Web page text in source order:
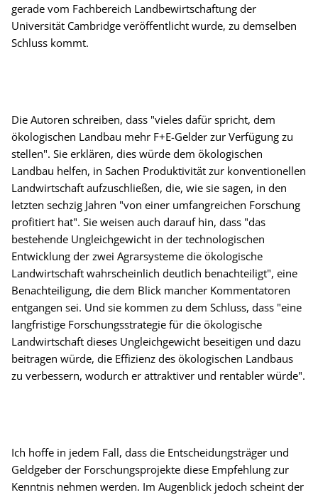
gerade vom Fachbereich Landbewirtschaftung der
Universität Cambridge veröffentlicht wurde, zu demselben
Schluss kommt.
Die Autoren schreiben, dass "vieles dafür spricht, dem
ökologischen Landbau mehr F+E-Gelder zur Verfügung zu
stellen". Sie erklären, dies würde dem ökologischen
Landbau helfen, in Sachen Produktivität zur konventionellen
Landwirtschaft aufzuschließen, die, wie sie sagen, in den
letzten sechzig Jahren "von einer umfangreichen Forschung
profitiert hat". Sie weisen auch darauf hin, dass "das
bestehende Ungleichgewicht in der technologischen
Entwicklung der zwei Agrarsysteme die ökologische
Landwirtschaft wahrscheinlich deutlich benachteiligt", eine
Benachteiligung, die dem Blick mancher Kommentatoren
entgangen sei. Und sie kommen zu dem Schluss, dass "eine
langfristige Forschungsstrategie für die ökologische
Landwirtschaft dieses Ungleichgewicht beseitigen und dazu
beitragen würde, die Effizienz des ökologischen Landbaus
zu verbessern, wodurch er attraktiver und rentabler würde".
Ich hoffe in jedem Fall, dass die Entscheidungsträger und
Geldgeber der Forschungsprojekte diese Empfehlung zur
Kenntnis nehmen werden. Im Augenblick jedoch scheint der